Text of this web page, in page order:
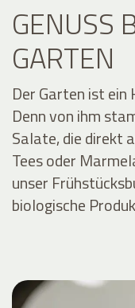
GENUSS
GARTEN
Der Garten ist ein
Denn von ihm
Salate, die direkt
Tees oder
unser
biologische